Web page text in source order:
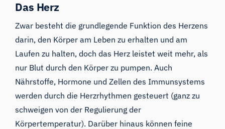
Das Herz
Zwar besteht die grundlegende Funktion des Herzens
darin, den Körper am Leben zu erhalten und am
Laufen zu halten, doch das Herz leistet weit mehr, als
nur Blut durch den Körper zu pumpen. Auch
Nährstoffe, Hormone und Zellen des Immunsystems
werden durch die Herzrhythmen gesteuert (ganz zu
schweigen von der Regulierung der
Körpertemperatur). Darüber hinaus können feine